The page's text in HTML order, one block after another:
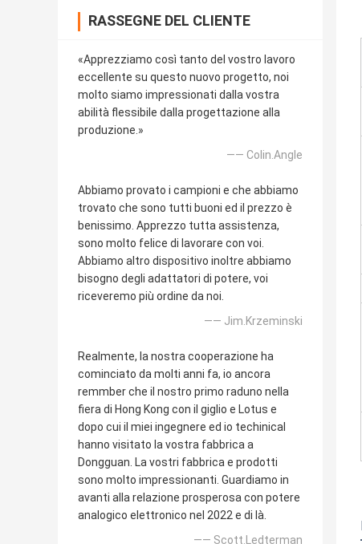
RASSEGNE DEL CLIENTE
«Apprezziamo così tanto del vostro lavoro
eccellente su questo nuovo progetto, noi
molto siamo impressionati dalla vostra
abilità flessibile dalla progettazione alla
produzione.»
—— Colin.Angle
Abbiamo provato i campioni e che abbiamo
trovato che sono tutti buoni ed il prezzo è
benissimo. Apprezzo tutta assistenza,
sono molto felice di lavorare con voi.
Abbiamo altro dispositivo inoltre abbiamo
bisogno degli adattatori di potere, voi
riceveremo più ordine da noi.
—— Jim.Krzeminski
Realmente, la nostra cooperazione ha
cominciato da molti anni fa, io ancora
remmber che il nostro primo raduno nella
fiera di Hong Kong con il giglio e Lotus e
dopo cui il miei ingegnere ed io techinical
hanno visitato la vostra fabbrica a
Dongguan. La vostri fabbrica e prodotti
sono molto impressionanti. Guardiamo in
avanti alla relazione prosperosa con potere
analogico elettronico nel 2022 e di là.
—— Scott.Ledterman